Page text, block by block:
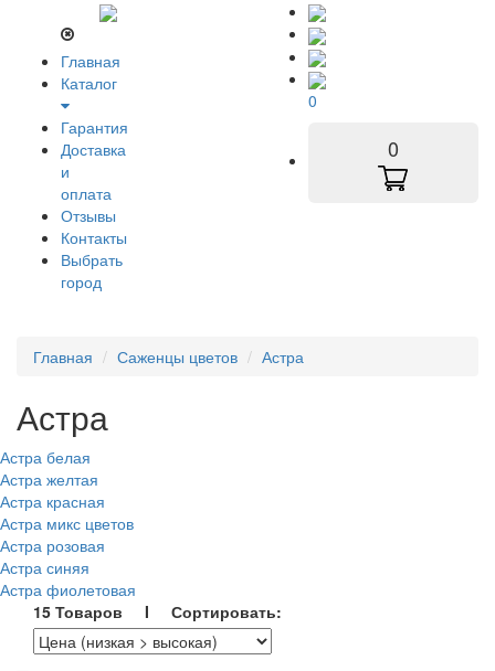
Главная
Каталог
Гарантия
Доставка
и
оплата
Отзывы
Контакты
Выбрать
город
0
0
Главная Саженцы цветов Астра
Астра
Астра белая
Астра желтая
Астра красная
Астра микс цветов
Астра розовая
Астра синяя
Астра фиолетовая
15 Товаров I Сортировать: